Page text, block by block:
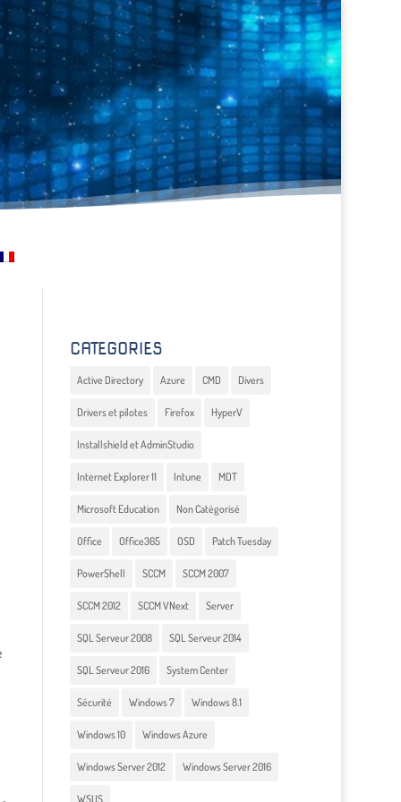
CATEGORIES
Active Directory Azure CMD Divers
Drivers et pilotes Firefox HyperV
Installshield et AdminStudio
Internet Explorer 11 Intune MDT
Microsoft Education Non Catégorisé
Office Office365 OSD Patch Tuesday
PowerShell SCCM SCCM 2007
SCCM 2012 SCCM VNext Server
SQL Serveur 2008 SQL Serveur 2014
SQL Serveur 2016 System Center
Sécurité Windows 7 Windows 8.1
Windows 10 Windows Azure
Windows Server 2012 Windows Server 2016
WSUS